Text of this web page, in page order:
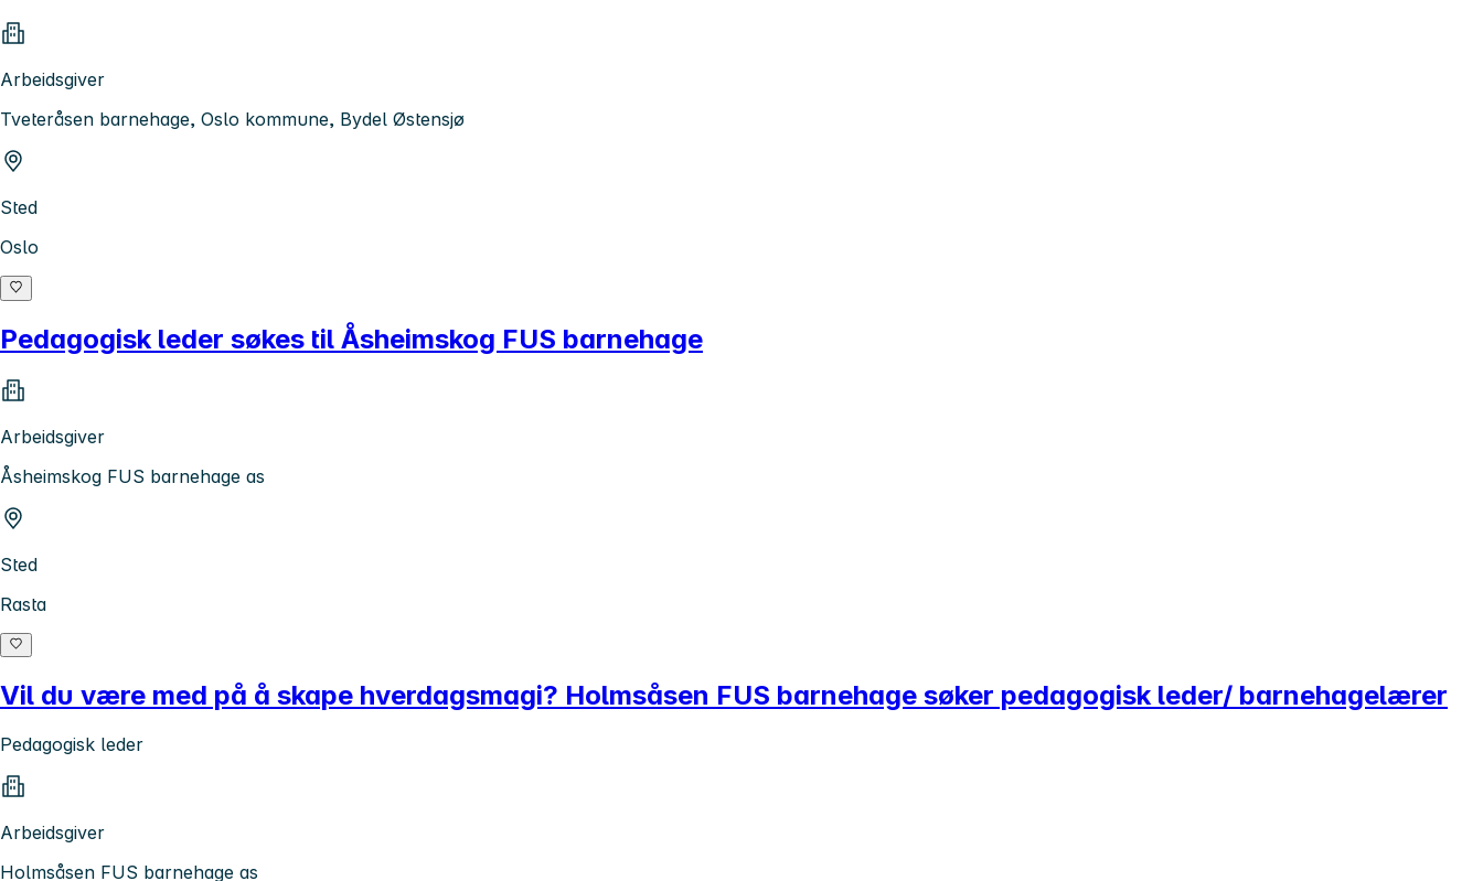
Arbeidsgiver
Tveteråsen barnehage, Oslo kommune, Bydel Østensjø
Sted
Oslo
Pedagogisk leder søkes til Åsheimskog FUS barnehage
Arbeidsgiver
Åsheimskog FUS barnehage as
Sted
Rasta
Vil du være med på å skape hverdagsmagi? Holmsåsen FUS barnehage søker pedagogisk leder/ barnehagelærer
Pedagogisk leder
Arbeidsgiver
Holmsåsen FUS barnehage as